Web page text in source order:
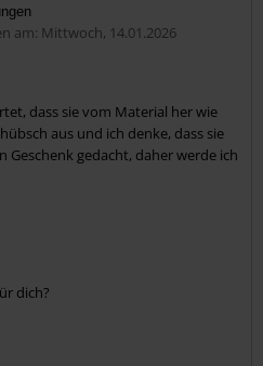
am: Mittwoch, 14.01.2026
dass sie vom Material her wie
aus und ich denke, dass sie
Geschenk gedacht, daher werde ich
dich?